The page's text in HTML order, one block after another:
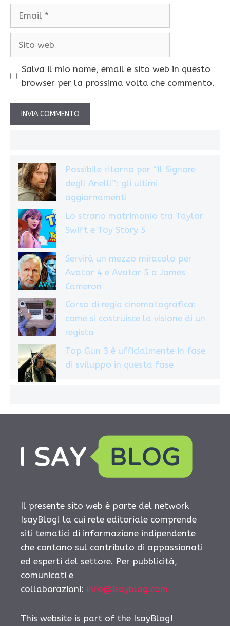
Salva il mio nome, email e sito web in questo
browser per la prossima volta che commento.
Possibile ritorno per “Il Signore
degli Anelli”: gli ultimi
aggiornamenti
Lo strano matrimonio tra Taylor
Swift e Toy Story 5
Servirà un mezzo miracolo per
Avatar 4 e Avatar 5 a James
Cameron
Corso di regia cinematografica:
come si costruisce la visione di un
regista
Top Gun 3 è ufficialmente in fase
di sviluppo in questa fase
Il presente sito web è parte del network
IsayBlog! la cui rete editoriale comprende
siti tematici di informazione indipendente
che contano sul contributo di appassionati
ed esperti del settore. Per pubblicità,
comunicati e
collaborazioni: info@isayblog.com
This website is part of the IsayBlog!